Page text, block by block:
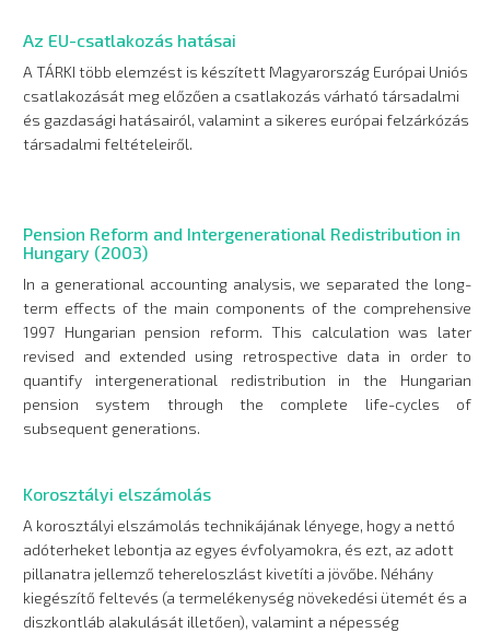
Az EU-csatlakozás hatásai
A TÁRKI több elemzést is készített Magyarország Európai Uniós
csatlakozását meg előzően a csatlakozás várható társadalmi
és gazdasági hatásairól, valamint a sikeres európai felzárkózás
társadalmi feltételeiről.
Pension Reform and Intergenerational Redistribution in
Hungary (2003)
In a generational accounting analysis, we separated the long-
term effects of the main components of the comprehensive
1997 Hungarian pension reform. This calculation was later
revised and extended using retrospective data in order to
quantify intergenerational redistribution in the Hungarian
pension system through the complete life-cycles of
subsequent generations.
Korosztályi elszámolás
A korosztályi elszámolás technikájának lényege, hogy a nettó
adóterheket lebontja az egyes évfolyamokra, és ezt, az adott
pillanatra jellemző tehereloszlást kivetíti a jövőbe. Néhány
kiegészítő feltevés (a termelékenység növekedési ütemét és a
diszkontláb alakulását illetően), valamint a népesség